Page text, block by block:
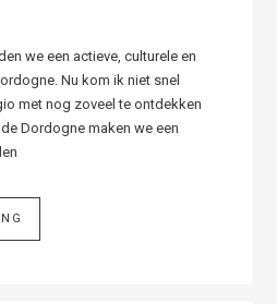
we een actieve, culturele en
Nu kom ik niet snel
met nog zoveel te ontdekken
Dordogne maken we een